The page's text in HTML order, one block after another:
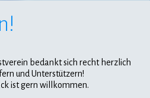
bedankt sich recht herzlich
und Unterstützern!
ist gern willkommen.